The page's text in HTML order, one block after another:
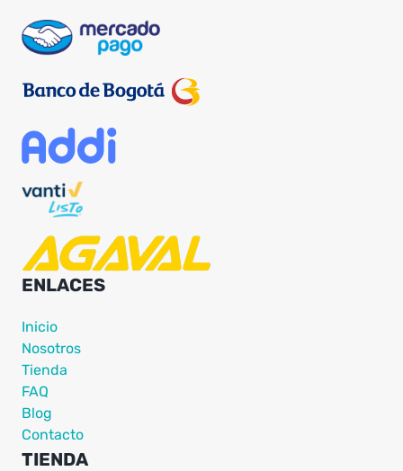
ENLACES
Inicio
Nosotros
Tienda
FAQ
Blog
Contacto
TIENDA